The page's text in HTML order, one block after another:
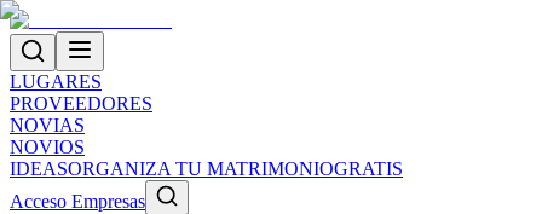
LUGARES
PROVEEDORES
NOVIAS
NOVIOS
IDEASORGANIZA TU MATRIMONIOGRATIS
Acceso Empresas